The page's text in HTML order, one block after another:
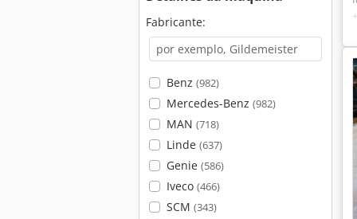
Fabricante:
Benz (982)
Mercedes-Benz (982)
MAN (718)
Linde (637)
Genie (586)
Iveco (466)
SCM (343)